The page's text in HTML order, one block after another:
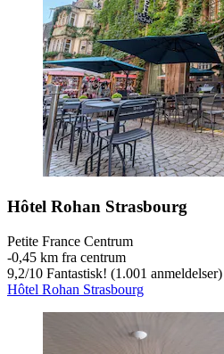
Hôtel Rohan Strasbourg
Petite France Centrum
‐0,45 km fra centrum
9,2/10 Fantastisk! (1.001 anmeldelser)
Hôtel Rohan Strasbourg